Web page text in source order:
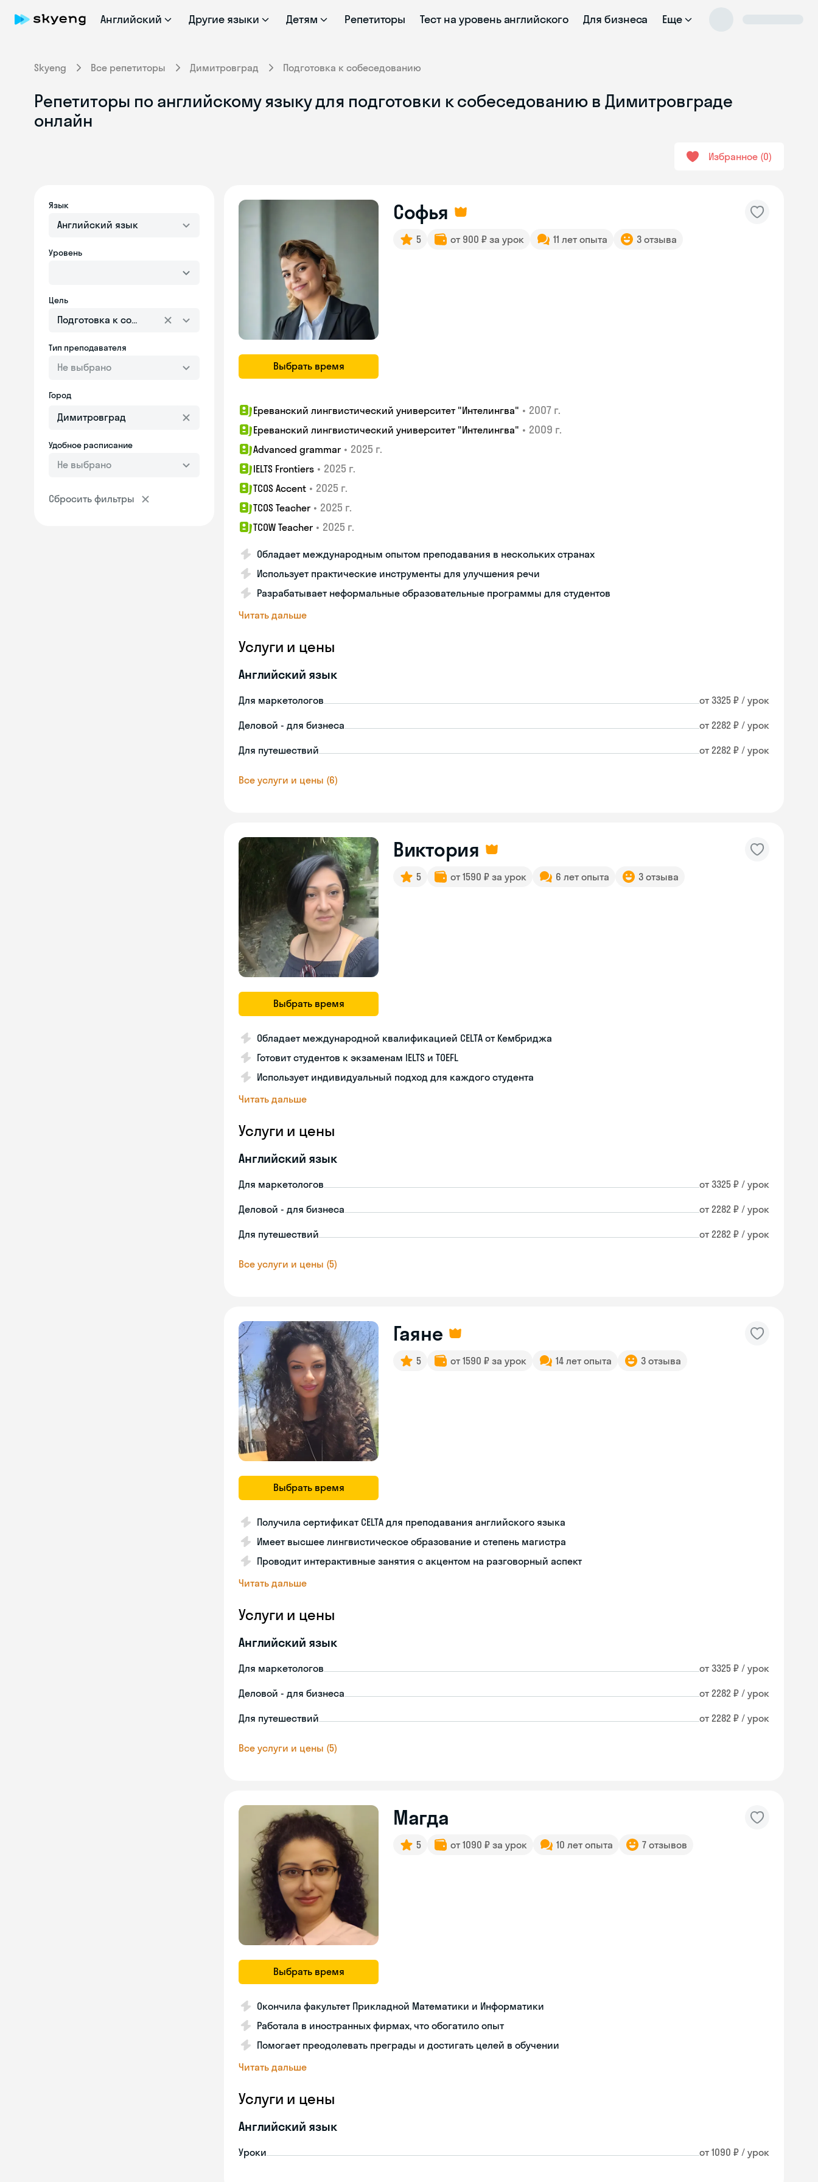
Английский Другие языки Детям Репетиторы Тест на уровень английского Для бизнеса Еще
Skyeng Все репетиторы Димитровград Подготовка к собеседованию
Репетиторы по английскому языку для подготовки к собеседованию в Димитровграде
онлайн
Избранное 0
Язык
Английский язык
Уровень
Цель
Подготовка к собеседованию
Тип преподавателя
Не выбрано
Город
Удобное расписание
Не выбрано
Сбросить фильтры
Выбрать время
Софья
5 от 900 ₽ за урок 11 лет опыта 3 отзыва
Ереванский лингвистический университет "Интелингва" • 2007 г.
Ереванский лингвистический университет "Интелингва" • 2009 г.
Advanced grammar • 2025 г.
IELTS Frontiers • 2025 г.
TCOS Accent • 2025 г.
TCOS Teacher • 2025 г.
TCOW Teacher • 2025 г.
Обладает международным опытом преподавания в нескольких странах
Использует практические инструменты для улучшения речи
Разрабатывает неформальные образовательные программы для студентов
Читать дальше
Услуги и цены
Английский язык
Для маркетологов от 3325 ₽ / урок
Деловой - для бизнеса от 2282 ₽ / урок
Для путешествий от 2282 ₽ / урок
Все услуги и цены (6)
Выбрать время
Виктория
5 от 1590 ₽ за урок 6 лет опыта 3 отзыва
Обладает международной квалификацией CELTA от Кембриджа
Готовит студентов к экзаменам IELTS и TOEFL
Использует индивидуальный подход для каждого студента
Читать дальше
Услуги и цены
Английский язык
Для маркетологов от 3325 ₽ / урок
Деловой - для бизнеса от 2282 ₽ / урок
Для путешествий от 2282 ₽ / урок
Все услуги и цены (5)
Выбрать время
Гаяне
5 от 1590 ₽ за урок 14 лет опыта 3 отзыва
Получила сертификат CELTA для преподавания английского языка
Имеет высшее лингвистическое образование и степень магистра
Проводит интерактивные занятия с акцентом на разговорный аспект
Читать дальше
Услуги и цены
Английский язык
Для маркетологов от 3325 ₽ / урок
Деловой - для бизнеса от 2282 ₽ / урок
Для путешествий от 2282 ₽ / урок
Все услуги и цены (5)
Выбрать время
Магда
5 от 1090 ₽ за урок 10 лет опыта 7 отзывов
Окончила факультет Прикладной Математики и Информатики
Работала в иностранных фирмах, что обогатило опыт
Помогает преодолевать преграды и достигать целей в обучении
Читать дальше
Услуги и цены
Английский язык
Уроки от 1090 ₽ / урок